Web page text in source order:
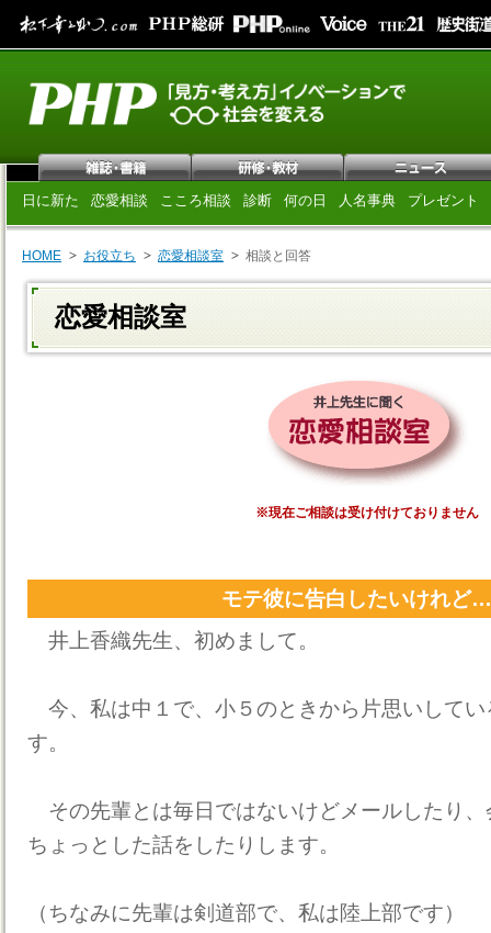
日に新た 恋愛相談 こころ相談 診断 何の日 人名事典 プレゼント
HOME お役立ち 恋愛相談室 相談と回答
恋愛相談室
※現在ご相談は受け付けておりません
モテ彼に告白したいけれ
井上香織先生、初めまして。
今、私は中１で、小５のときから片思いして
す。
その先輩とは毎日ではないけどメールしたり
ちょっとした話をしたりします。
（ちなみに先輩は剣道部で、私は陸上部です）